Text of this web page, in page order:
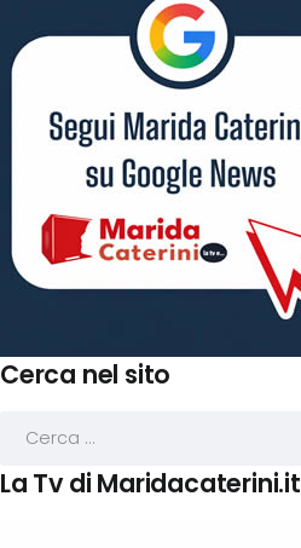
Cerca nel sito
La Tv di Maridacaterini.it